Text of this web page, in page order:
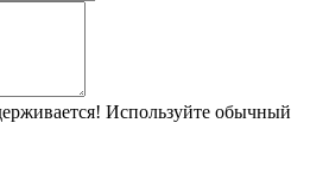
Используйте обычный